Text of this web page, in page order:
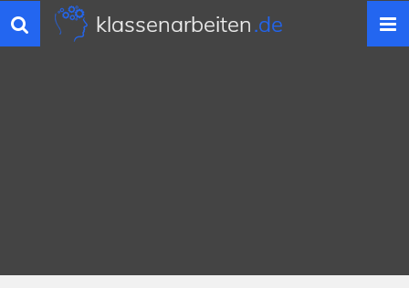
Toggle
navigation
klassenarbeiten.de